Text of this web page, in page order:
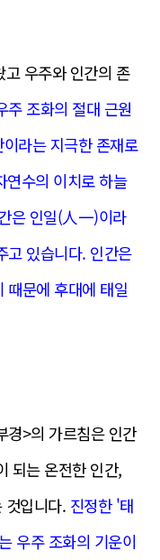
우주와 인간의 존
주 조화의 절대 근원
라는 지극한 존재로
연수의 이치로 하늘
은 인일(人一)이라
고 있습니다. 인간은
때문에 후대에 태일
경>의 가르침은 인간
되는 온전한 인간,
입니다. 진정한 '태
우주 조화의 기운이